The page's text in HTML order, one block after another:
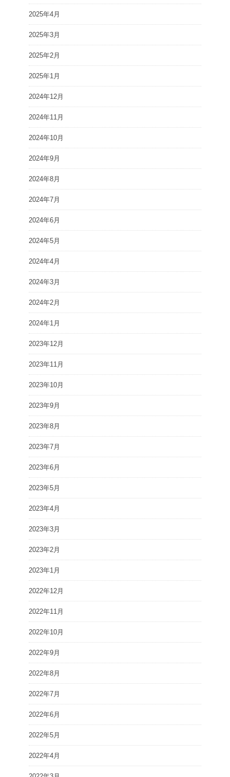
2025年4月
2025年3月
2025年2月
2025年1月
2024年12月
2024年11月
2024年10月
2024年9月
2024年8月
2024年7月
2024年6月
2024年5月
2024年4月
2024年3月
2024年2月
2024年1月
2023年12月
2023年11月
2023年10月
2023年9月
2023年8月
2023年7月
2023年6月
2023年5月
2023年4月
2023年3月
2023年2月
2023年1月
2022年12月
2022年11月
2022年10月
2022年9月
2022年8月
2022年7月
2022年6月
2022年5月
2022年4月